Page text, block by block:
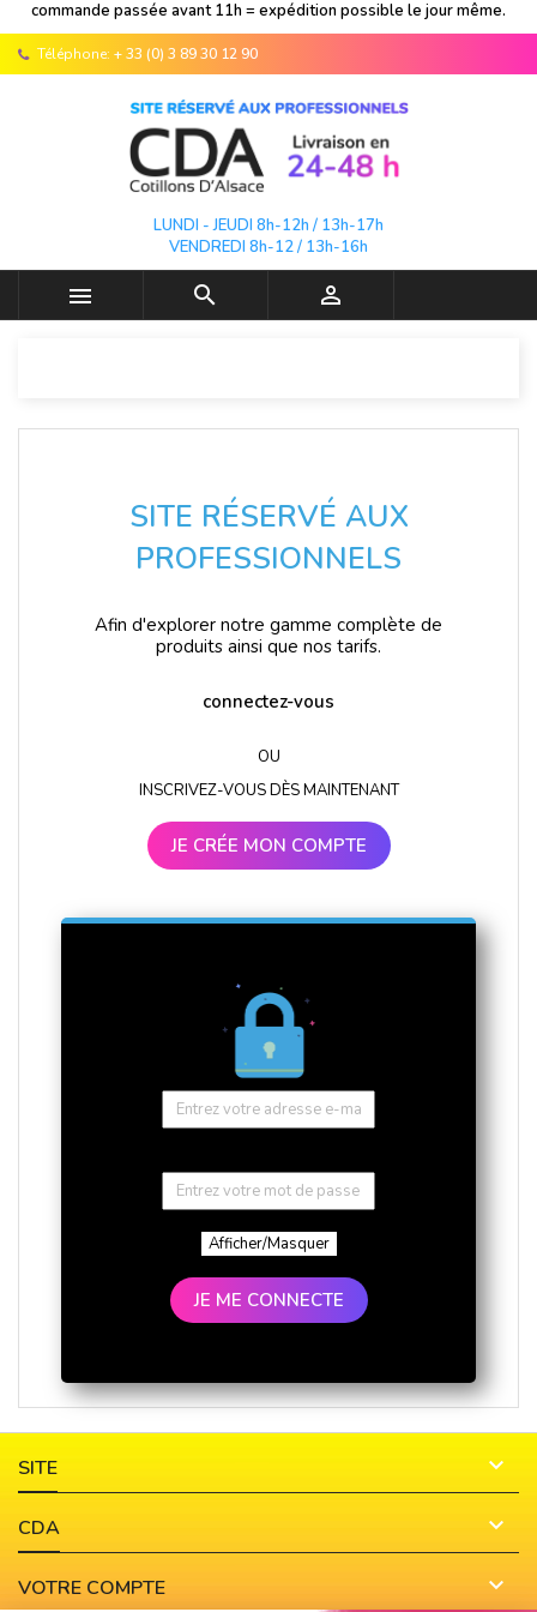
commande passée avant 11h = expédition possible le jour même.
Téléphone: + 33 (0) 3 89 30 12 90
LUNDI - JEUDI 8h-12h / 13h-17h
VENDREDI 8h-12 / 13h-16h
  
SITE RÉSERVÉ AUX
PROFESSIONNELS
Afin d'explorer notre gamme complète de
produits ainsi que nos tarifs.
connectez-vous
OU
INSCRIVEZ-VOUS DÈS MAINTENANT
JE CRÉE MON COMPTE
Afficher/Masquer
JE ME CONNECTE
SITE 
CDA 
VOTRE COMPTE 